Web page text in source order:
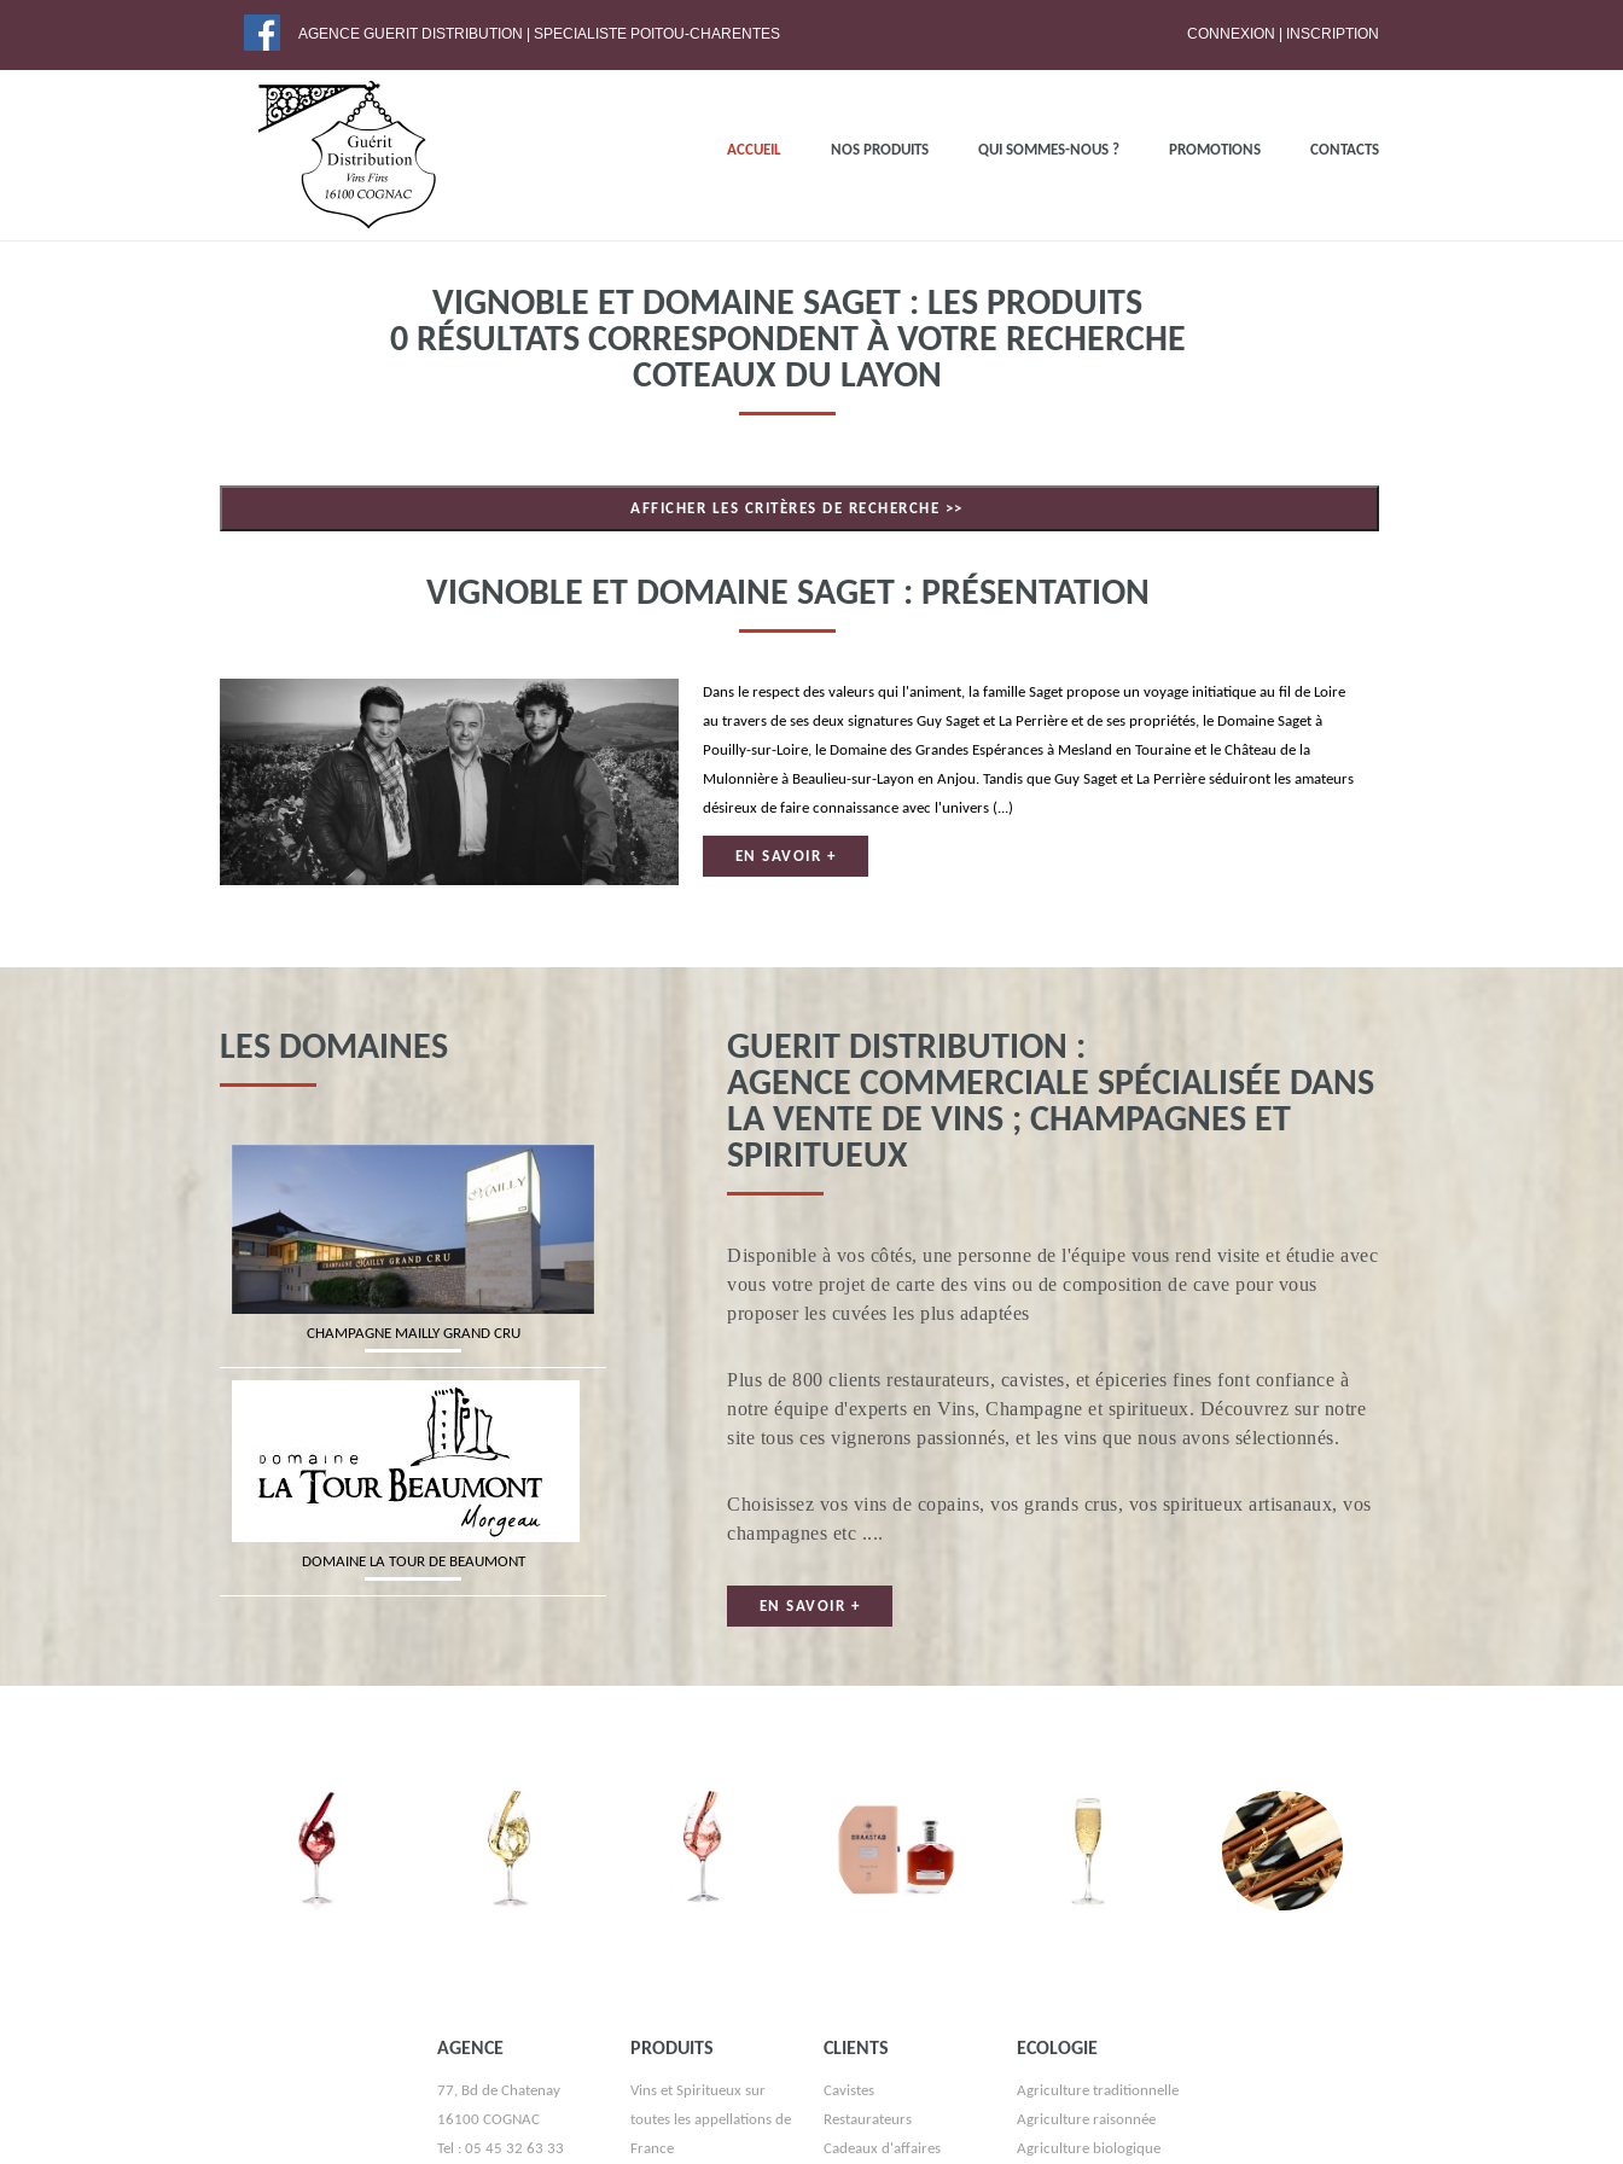
AGENCE GUERIT DISTRIBUTION | SPECIALISTE POITOU-CHARENTES CONNEXION INSCRIPTION
ACCUEIL NOS PRODUITS QUI SOMMES-NOUS ? PROMOTIONS CONTACTS
VIGNOBLE ET DOMAINE SAGET : LES PRODUITS
0 RÉSULTATS CORRESPONDENT À VOTRE RECHERCHE
COTEAUX DU LAYON
VIGNOBLE ET DOMAINE SAGET : PRÉSENTATION
Dans le respect des valeurs qui l'animent, la famille Saget propose un voyage initiatique au fil de Loire
au travers de ses deux signatures Guy Saget et La Perrière et de ses propriétés, le Domaine Saget à
Pouilly-sur-Loire, le Domaine des Grandes Espérances à Mesland en Touraine et le Château de la
Mulonnière à Beaulieu-sur-Layon en Anjou. Tandis que Guy Saget et La Perrière séduiront les amateurs
désireux de faire connaissance avec l'univers (...)
EN SAVOIR +
LES DOMAINES
CHAMPAGNE MAILLY GRAND CRU
DOMAINE LA TOUR DE BEAUMONT
GUERIT DISTRIBUTION :
AGENCE COMMERCIALE SPÉCIALISÉE DANS
LA VENTE DE VINS ; CHAMPAGNES ET
SPIRITUEUX
Disponible à vos côtés, une personne de l'équipe vous rend visite et étudie avec
vous votre projet de carte des vins ou de composition de cave pour vous
proposer les cuvées les plus adaptées
Plus de 800 clients restaurateurs, cavistes, et épiceries fines font confiance à
notre équipe d'experts en Vins, Champagne et spiritueux. Découvrez sur notre
site tous ces vignerons passionnés, et les vins que nous avons sélectionnés.
Choisissez vos vins de copains, vos grands crus, vos spiritueux artisanaux, vos
champagnes etc ....
EN SAVOIR +
AGENCE
77, Bd de Chatenay
16100 COGNAC
Tel : 05 45 32 63 33
PRODUITS
Vins et Spiritueux sur
toutes les appellations de
France
CLIENTS
Cavistes
Restaurateurs
Cadeaux d'affaires
ECOLOGIE
Agriculture traditionnelle
Agriculture raisonnée
Agriculture biologique